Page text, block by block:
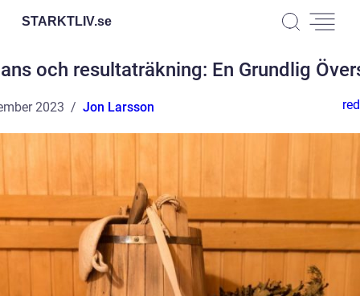
STARKTLIV.se
och resultaträkning: En Grundlig
2023 Jon Larsson